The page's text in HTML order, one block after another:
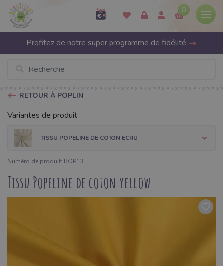
0
Profitez de notre super programme de fidélité
RETOUR À POPLIN
Variantes de produit
TISSU POPELINE DE COTON ECRU
Numéro de produit: BOP13
Tissu Popeline de coton yellow